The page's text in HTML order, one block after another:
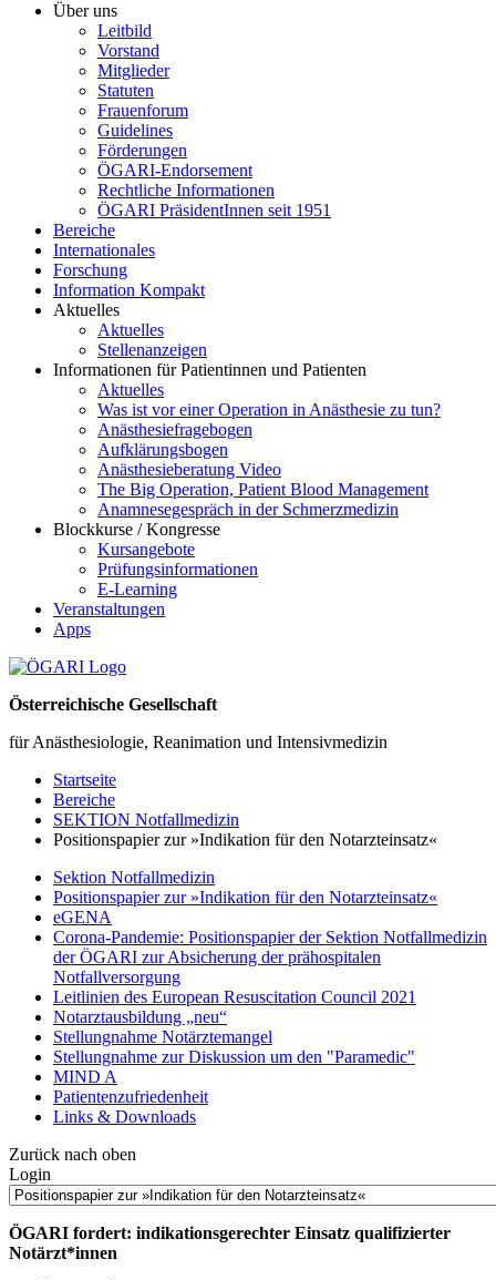
Über uns
Leitbild
Vorstand
Mitglieder
Statuten
Frauenforum
Guidelines
Förderungen
ÖGARI-Endorsement
Rechtliche Informationen
ÖGARI PräsidentInnen seit 1951
Bereiche
Internationales
Forschung
Information Kompakt
Aktuelles
Aktuelles
Stellenanzeigen
Informationen für Patientinnen und Patienten
Aktuelles
Was ist vor einer Operation in Anästhesie zu tun?
Anästhesiefragebogen
Aufklärungsbogen
Anästhesieberatung Video
The Big Operation, Patient Blood Management
Anamnesegespräch in der Schmerzmedizin
Blockkurse / Kongresse
Kursangebote
Prüfungsinformationen
E-Learning
Veranstaltungen
Apps
Österreichische Gesellschaft
für Anästhesiologie, Reanimation und Intensivmedizin
Startseite
Bereiche
SEKTION Notfallmedizin
Positionspapier zur »Indikation für den Notarzteinsatz«
Sektion Notfallmedizin
Positionspapier zur »Indikation für den Notarzteinsatz«
eGENA
Corona-Pandemie: Positionspapier der Sektion Notfallmedizin
der ÖGARI zur Absicherung der prähospitalen
Notfallversorgung
Leitlinien des European Resuscitation Council 2021
Notarztausbildung „neu“
Stellungnahme Notärztemangel
Stellungnahme zur Diskussion um den "Paramedic"
MIND A
Patientenzufriedenheit
Links & Downloads
Zurück nach oben
Login
ÖGARI fordert: indikationsgerechter Einsatz qualifizierter
Notärzt*innen